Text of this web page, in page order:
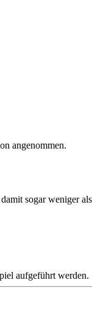
angenommen.
sogar weniger
aufgeführt werden.